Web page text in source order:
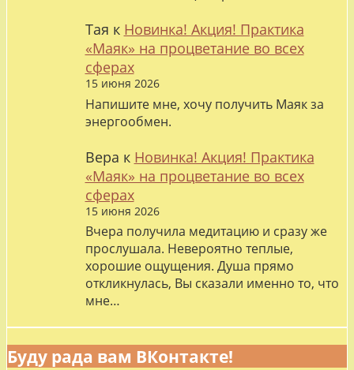
Тая к Новинка! Акция! Практика
«Маяк» на процветание во всех
сферах
15 июня 2026
Напишите мне, хочу получить Маяк за
энергообмен.
Вера к Новинка! Акция! Практика
«Маяк» на процветание во всех
сферах
15 июня 2026
Вчера получила медитацию и сразу же
прослушала. Невероятно теплые,
хорошие ощущения. Душа прямо
откликнулась, Вы сказали именно то, что
мне…
Буду рада вам ВКонтакте!